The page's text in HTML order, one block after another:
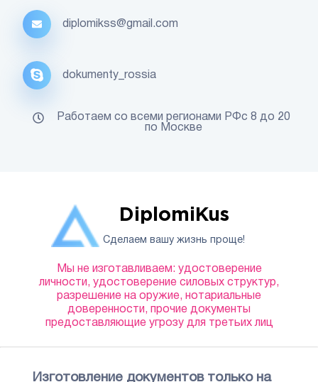
DiplomiKus
Сделаем вашу жизнь проще!
Мы не изготавливаем: удостоверение
личности, удостоверение силовых структур,
разрешение на оружие, нотариальные
доверенности, прочие документы
предоставляющие угрозу для третьих лиц
Изготовление документов только на
diplomikss@gmail.com
dokumenty_rossia
Работаем со всеми регионами РФс 8 до 20
по Москве